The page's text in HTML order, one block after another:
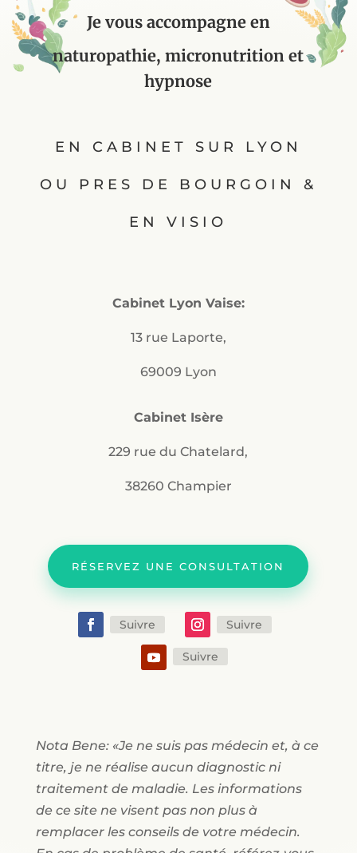
Je vous accompagne en
naturopathie, micronutrition et
hypnose
EN CABINET SUR LYON
OU PRES DE BOURGOIN &
EN VISIO
Cabinet Lyon Vaise:
13 rue Laporte,
69009 Lyon
Cabinet Isère
229 rue du Chatelard,
38260 Champier
RÉSERVEZ UNE CONSULTATION
Suivre Suivre
Suivre
Nota Bene: «Je ne suis pas médecin et, à ce
titre, je ne réalise aucun diagnostic ni
traitement de maladie. Les informations
de ce site ne visent pas non plus à
remplacer les conseils de votre médecin.